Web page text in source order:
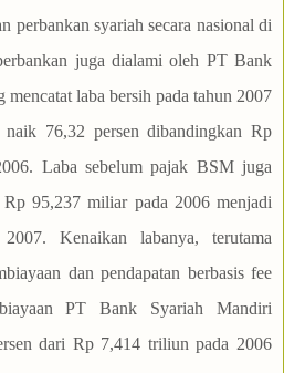
perbankan syariah secara nasional di
juga dialami oleh PT Bank
laba bersih pada tahun 2007
76,32 persen dibandingkan Rp
Laba sebelum pajak BSM juga
95,237 miliar pada 2006 menjadi
Kenaikan labanya, terutama
dan pendapatan berbasis fee
PT Bank Syariah Mandiri
dari Rp 7,414 triliun pada 2006